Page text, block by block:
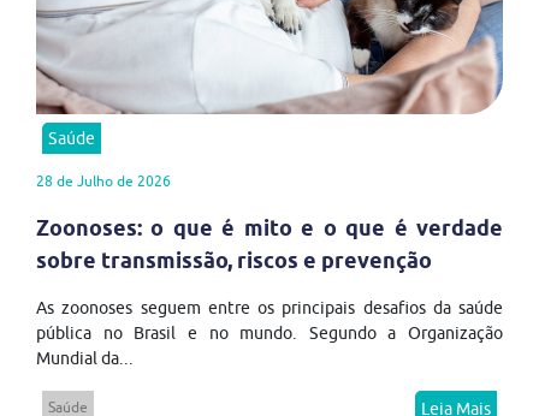
Saúde
28 de Julho de 2026
Zoonoses: o que é mito e o que é verdade
sobre transmissão, riscos e prevenção
As zoonoses seguem entre os principais desafios da saúde
pública no Brasil e no mundo. Segundo a Organização
Mundial da...
Saúde Leia Mais